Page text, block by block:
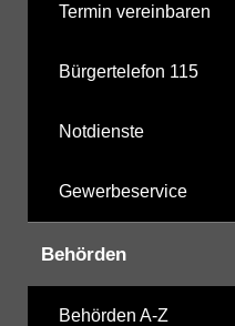
Termin vereinbaren
Bürgertelefon 115
Notdienste
Gewerbeservice
Behörden
Behörden A-Z